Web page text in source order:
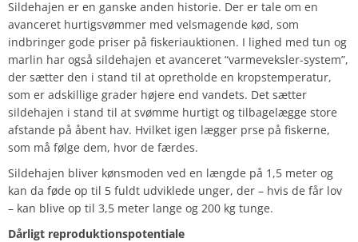
Sildehajen er en ganske anden historie. Der er tale om en
avanceret hurtigsvømmer med velsmagende kød, som
indbringer gode priser på fiskeriauktionen. I lighed med tun og
marlin har også sildehajen et avanceret “varmeveksler-system”,
der sætter den i stand til at opretholde en kropstemperatur,
som er adskillige grader højere end vandets. Det sætter
sildehajen i stand til at svømme hurtigt og tilbagelægge store
afstande på åbent hav. Hvilket igen lægger prse på fiskerne,
som må følge dem, hvor de færdes.
Sildehajen bliver kønsmoden ved en længde på 1,5 meter og
kan da føde op til 5 fuldt udviklede unger, der – hvis de får lov
– kan blive op til 3,5 meter lange og 200 kg tunge.
Dårligt reproduktionspotentiale